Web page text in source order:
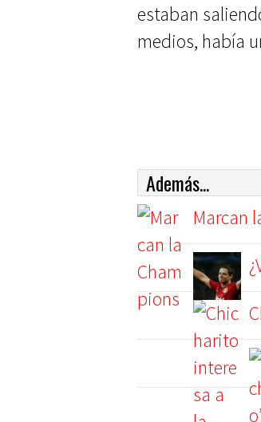
estaban
medios, había
Además...
Marcan